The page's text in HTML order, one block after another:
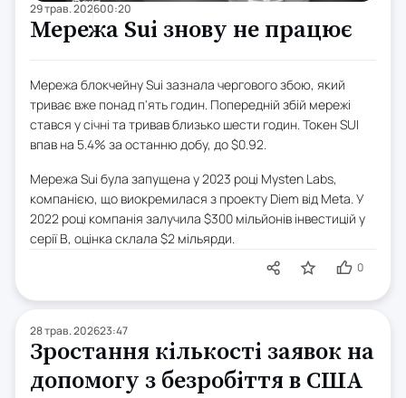
29 трав. 202600:20
Мережа Sui знову не працює
Мережа блокчейну Sui зазнала чергового збою, який
триває вже понад п'ять годин. Попередній збій мережі
стався у січні та тривав близько шести годин. Токен SUI
впав на 5.4% за останню добу, до $0.92.
Мережа Sui була запущена у 2023 році Mysten Labs,
компанією, що виокремилася з проекту Diem від Meta. У
2022 році компанія залучила $300 мільйонів інвестицій у
серії B, оцінка склала $2 мільярди.
0
28 трав. 202623:47
Зростання кількості заявок на
допомогу з безробіття в США